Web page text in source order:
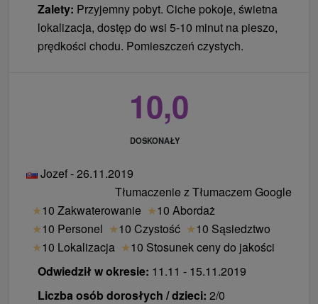
Zalety: Przyjemny pobyt. Ciche pokoje, świetna
lokalizacja, dostęp do wsi 5-10 minut na pieszo,
prędkości chodu. Pomieszczeń czystych.
10,0
DOSKONAŁY
Jozef - 26.11.2019
Tłumaczenie z Tłumaczem Google
★10 Zakwaterowanie ★10 Abordaż
★10 Personel ★10 Czystość ★10 Sąsiedztwo
★10 Lokalizacja ★10 Stosunek ceny do jakości
Odwiedził w okresie: 11.11 - 15.11.2019
Liczba osób dorosłych / dzieci: 2/0